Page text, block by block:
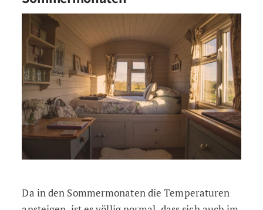
Da in den Sommermonaten die Temperaturen